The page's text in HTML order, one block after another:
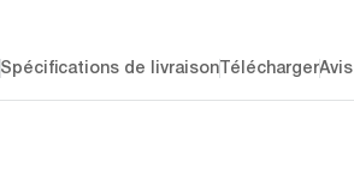
Spécifications de livraisonTéléchargerAvis